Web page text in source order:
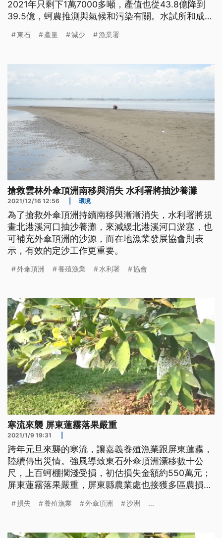
2021年只剩下1萬7000多噸，產值也從43.8億降到
39.5億，蚵農推測與氣候和污染有關。水試所和成功
東石 產量 減少 漁業署
搶救雲林外傘頂洲南移與消失 水利署將抽沙養灘
2021/12/16 12:56 環境
為了搶救外傘頂洲持續南移與漸漸消失，水利署將規
畫北港溪河口抽沙養灘，來減緩北港溪河口淤塞，也
可補充外傘頂洲的沙源，而在地漁業發展協會則表
示，有效的定沙工作更重要。
外傘頂洲 養殖漁業 水利署 協會
寒流來襲 屏東蓮霧落果嚴重
2021/1/9 19:31
跨年元旦來襲的寒流，讓嘉義養殖漁業跟屏東蓮霧，
陸續傳出災情。強風導致東石外傘頂洲漂移數十公
尺，上百蚵棚擱淺受損，初估損失金額約550萬元；
屏東蓮霧落果嚴重，屏東縣農業處也接獲多區農損通
失讓他們心情複雜。元旦期間的寒流讓嘉義沿海出現
位移數十公尺，連帶造成蚵棚擱淺在沙洲上面，農業
損失 養殖漁業 外傘頂洲 沙洲 ...